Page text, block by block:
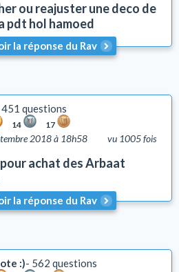
ou reajuster une deco de
pdt hol hamoed
la réponse du Rav
451 questions
14 17
vu 1005 fois
2018 à 18h58
achat des Arbaat
la réponse du Rav
:) 562 questions